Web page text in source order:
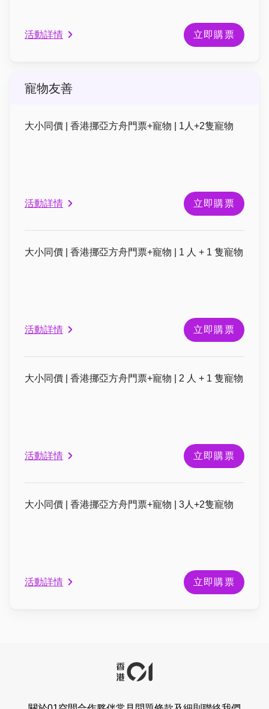
活動詳情 立即購票
寵物友善
大小同價 | 香港挪亞方舟門票+寵物 | 1人+2隻寵物
活動詳情 立即購票
大小同價 | 香港挪亞方舟門票+寵物 | 1 人 + 1 隻寵物
活動詳情 立即購票
大小同價 | 香港挪亞方舟門票+寵物 | 2 人 + 1 隻寵物
活動詳情 立即購票
大小同價 | 香港挪亞方舟門票+寵物 | 3人+2隻寵物
活動詳情 立即購票